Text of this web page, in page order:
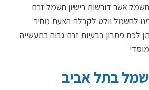
אשר דורשות רישיון חשמל זרם
לחשמל וולט לקבלת הצעת מחיר
לכם פתרון בבעיות זרם גבוה בתעשייה
בתל אביב